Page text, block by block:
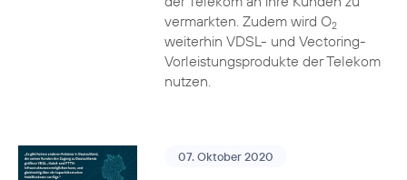
vermarkten. Zudem wird O2
weiterhin VDSL- und Vectoring-
Vorleistungsprodukte der Telekom
nutzen.
07. Oktober 2020